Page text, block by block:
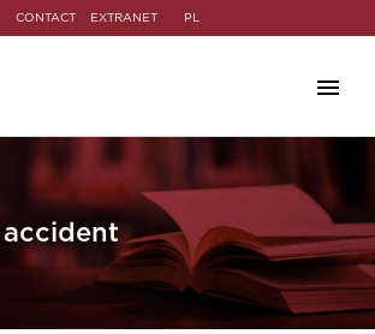
CONTACT EXTRANET PL
accident